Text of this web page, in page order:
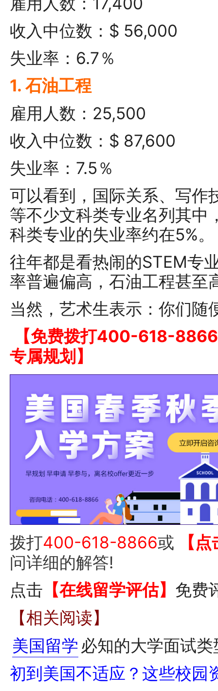
收入中位数：$ 56,000
失业率：6.7％
1. 石油工程
雇用人数：25,500
收入中位数：$ 87,600
失业率：7.5％
可以看到，国际关系、写作
等不少文科类专业名列其中
科类专业的失业率约在5%。
往年都是看热闹的STEM专
率普遍偏高，石油工程甚至
当然，艺术生表示：你们
【免费拨打400-618-
专属规划】
拨打400-618-8866或
【
问详细的解答!
点击 【在线留学评估】 免费
【相关阅读】
美国留学 必知的大学面试
初到美国不适应？这些校园